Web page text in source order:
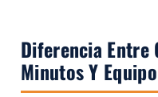
Diferencia Entre
Minutos Y